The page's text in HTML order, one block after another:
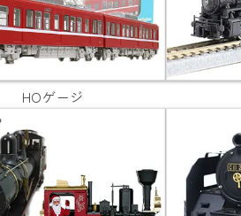
HOゲージ